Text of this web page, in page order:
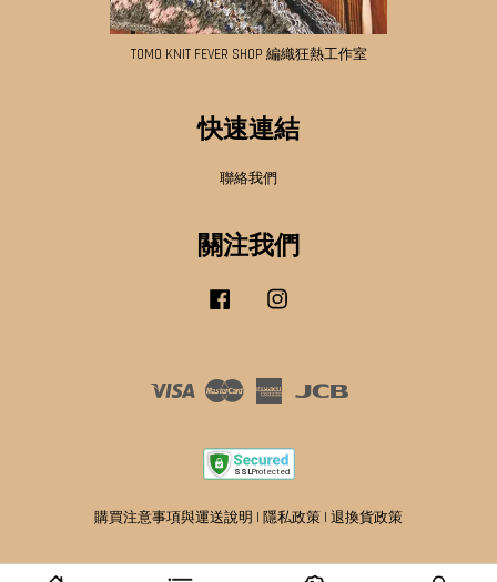
TOMO KNIT FEVER SHOP 編織狂熱工作室
快速連結
聯絡我們
關注我們
Facebook
Visa Master
American
購買注意事項與運送說明 | 隱私政策 | 退換貨政策